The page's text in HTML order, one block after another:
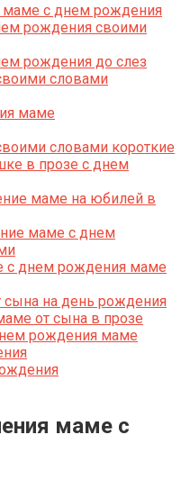
маме с днем рождения
рождения своими
рождения до слез
словами
маме
словами короткие
в прозе с днем
маме на юбилей в
маме с днем
с днем рождения маме
на день рождения
от сына в прозе
рождения маме
маме с